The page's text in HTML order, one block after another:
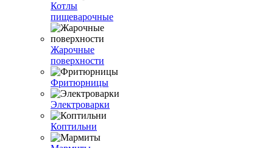
Котлы
пищеварочные
Жарочные
поверхности
Фритюрницы
Электроварки
Коптильни